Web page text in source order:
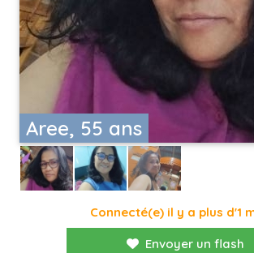
Aree, 55 ans
Connecté(e) il y a plus d'1
Envoyer un flash